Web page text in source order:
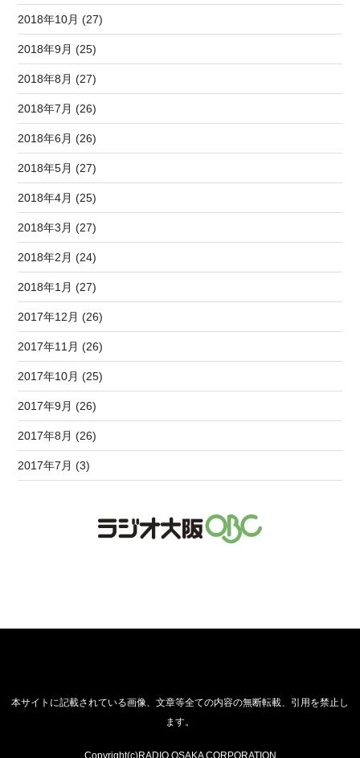
2018年10月 (27)
2018年9月 (25)
2018年8月 (27)
2018年7月 (26)
2018年6月 (26)
2018年5月 (27)
2018年4月 (25)
2018年3月 (27)
2018年2月 (24)
2018年1月 (27)
2017年12月 (26)
2017年11月 (26)
2017年10月 (25)
2017年9月 (26)
2017年8月 (26)
2017年7月 (3)
本サイトに記載されている画像、文章等全ての内容の無断転載、引用を禁止し
ます。
Copyright(c)RADIO OSAKA CORPORATION